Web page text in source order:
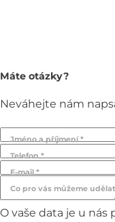
Máte otázky?
Neváhejte nám
Jméno a příjmení *
Telefon *
E-mail *
Co pro vás můžeme
O vaše data je u nás